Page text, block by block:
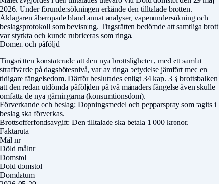
2026. Under förundersökningen erkände den tilltalade brotten.
Åklagaren åberopade bland annat analyser, vapenundersökning och
beslagsprotokoll som bevisning. Tingsrätten bedömde att samtliga brott
var styrkta och kunde rubriceras som ringa.
Domen och påföljd
Tingsrätten konstaterade att den nya brottsligheten, med ett samlat
straffvärde på dagsbötesnivå, var av ringa betydelse jämfört med en
tidigare fängelsedom. Därför beslutades enligt 34 kap. 3 § brottsbalken
att den redan utdömda påföljden på två månaders fängelse även skulle
omfatta de nya gärningarna (konsumtionsdom).
Förverkande och beslag: Dopningsmedel och pepparspray som tagits i
beslag ska förverkas.
Brottsofferfondsavgift: Den tilltalade ska betala 1 000 kronor.
Faktaruta
Mål nr
Döld målnr
Domstol
Döld domstol
Domdatum